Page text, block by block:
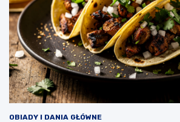
OBIADY I DANIA GŁÓWNE